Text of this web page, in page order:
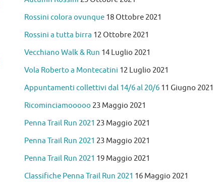
Rossini colora ovunque 18 Ottobre 2021
Rossini a tutta birra 12 Ottobre 2021
Vecchiano Walk & Run 14 Luglio 2021
Vola Roberto a Montecatini 12 Luglio 2021
Appuntamenti collettivi dal 14/6 al 20/6 11 Giugno 2021
Ricominciamooooo 23 Maggio 2021
Penna Trail Run 2021 23 Maggio 2021
Penna Trail Run 2021 23 Maggio 2021
Penna Trail Run 2021 19 Maggio 2021
Classifiche Penna Trail Run 2021 16 Maggio 2021